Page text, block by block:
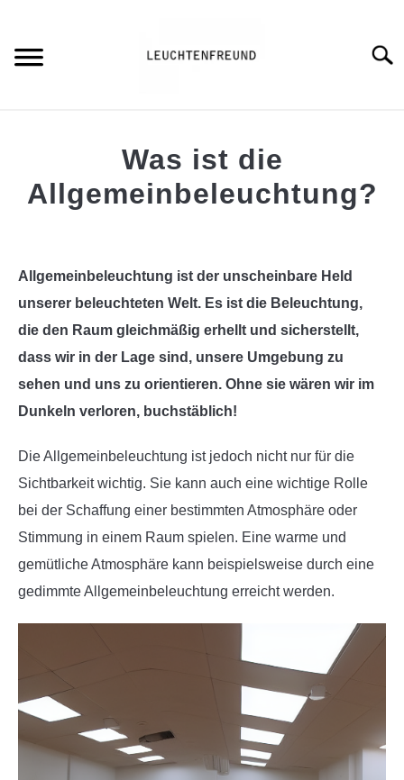
content
BLOG
ÜBER MICH
Was ist die
Allgemeinbeleuchtung?
in
General
How
Allgemeinbeleuchtung ist der unscheinbare Held
unserer beleuchteten Welt. Es ist die Beleuchtung,
die den Raum gleichmäßig erhellt und sicherstellt,
dass wir in der Lage sind, unsere Umgebung zu
sehen und uns zu orientieren. Ohne sie wären wir im
Dunkeln verloren, buchstäblich!
Die Allgemeinbeleuchtung ist jedoch nicht nur für die
Sichtbarkeit wichtig. Sie kann auch eine wichtige Rolle
bei der Schaffung einer bestimmten Atmosphäre oder
Stimmung in einem Raum spielen. Eine warme und
gemütliche Atmosphäre kann beispielsweise durch eine
gedimmte Allgemeinbeleuchtung erreicht werden.